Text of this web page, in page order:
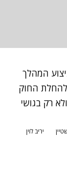
המהלך
להחלת החוק
רק בגושי
יריב לוין